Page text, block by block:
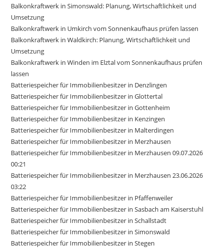
Balkonkraftwerk in Simonswald: Planung, Wirtschaftlichkeit und
Umsetzung
Balkonkraftwerk in Umkirch vom Sonnenkaufhaus prüfen lassen
Balkonkraftwerk in Waldkirch: Planung, Wirtschaftlichkeit und
Umsetzung
Balkonkraftwerk in Winden im Elztal vom Sonnenkaufhaus prüfen
lassen
Batteriespeicher für Immobilienbesitzer in Denzlingen
Batteriespeicher für Immobilienbesitzer in Glottertal
Batteriespeicher für Immobilienbesitzer in Gottenheim
Batteriespeicher für Immobilienbesitzer in Kenzingen
Batteriespeicher für Immobilienbesitzer in Malterdingen
Batteriespeicher für Immobilienbesitzer in Merzhausen
Batteriespeicher für Immobilienbesitzer in Merzhausen 09.07.2026
00:21
Batteriespeicher für Immobilienbesitzer in Merzhausen 23.06.2026
03:22
Batteriespeicher für Immobilienbesitzer in Pfaffenweiler
Batteriespeicher für Immobilienbesitzer in Sasbach am Kaiserstuhl
Batteriespeicher für Immobilienbesitzer in Schallstadt
Batteriespeicher für Immobilienbesitzer in Simonswald
Batteriespeicher für Immobilienbesitzer in Stegen